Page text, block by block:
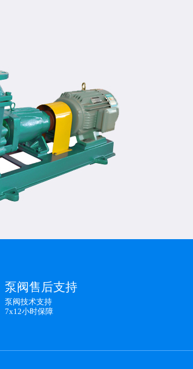
泵阀售后支持
泵阀技术支持
7x12小时保障